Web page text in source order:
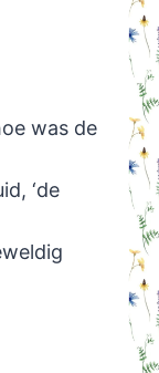
was de
‘de